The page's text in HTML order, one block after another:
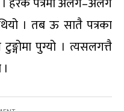
। तब ऊ सातै पत्रका
पुग्यो । त्यसलगत्तै